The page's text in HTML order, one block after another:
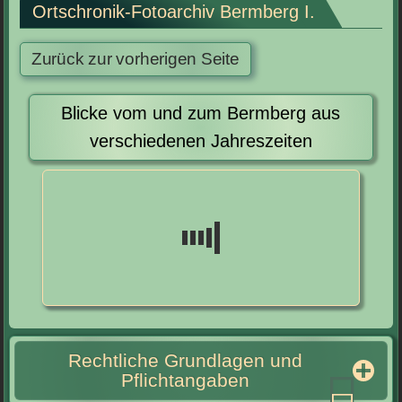
Ortschronik-Fotoarchiv Bermberg I.
Blicke vom und zum Bermberg aus
verschiedenen Jahreszeiten
Rechtliche Grundlagen und
Pflichtangaben